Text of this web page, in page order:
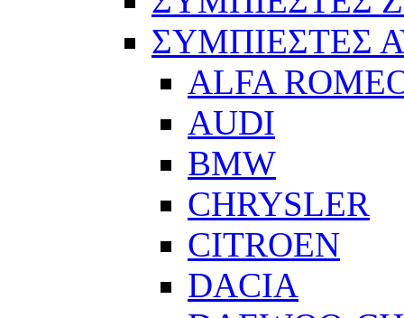
ΣΥΜΠΙΕΣΤΕΣ
ALFA
AUDI
BMW
CHRYSLER
CITROEN
DACIA